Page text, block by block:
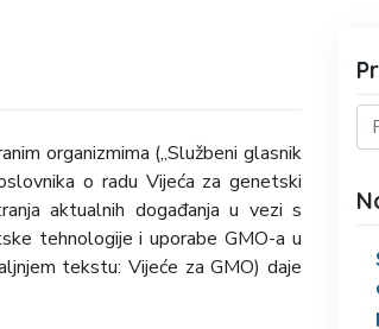
organizmima („Službeni glasnik
o radu Vijeća za genetski
aktualnih događanja u vezi s
tehnologije i uporabe GMO-a u
tekstu: Vijeće za GMO) daje